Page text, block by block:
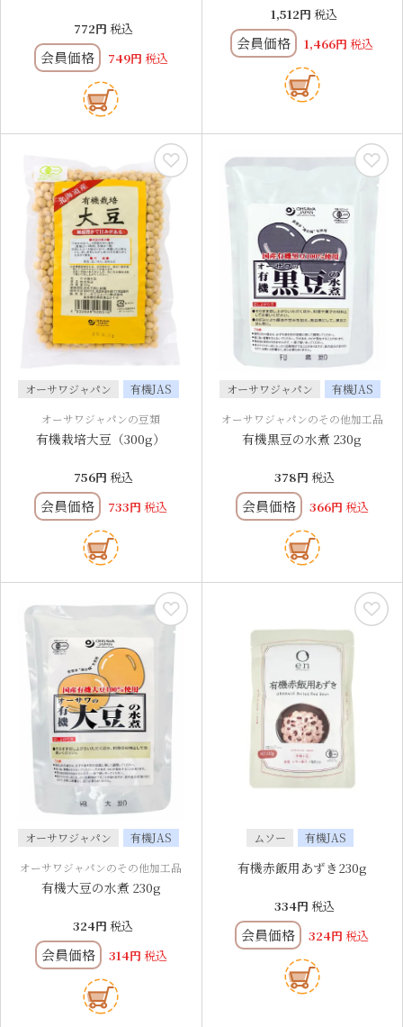
772 税込
会員価格 749 税込
1,512 税込
会員価格 1,466 税込
オーサワジャパン 有機JAS
オーサワジャパンの豆類
有機栽培大豆（300g）
756 税込
会員価格 733 税込
オーサワジャパン 有機JAS
オーサワジャパンのその他加工品
有機黒豆の水煮 230g
378 税込
会員価格 366 税込
オーサワジャパン 有機JAS
オーサワジャパンのその他加工品
有機大豆の水煮 230g
324 税込
会員価格 314 税込
ムソー 有機JAS
有機赤飯用あずき230g
334 税込
会員価格 324 税込